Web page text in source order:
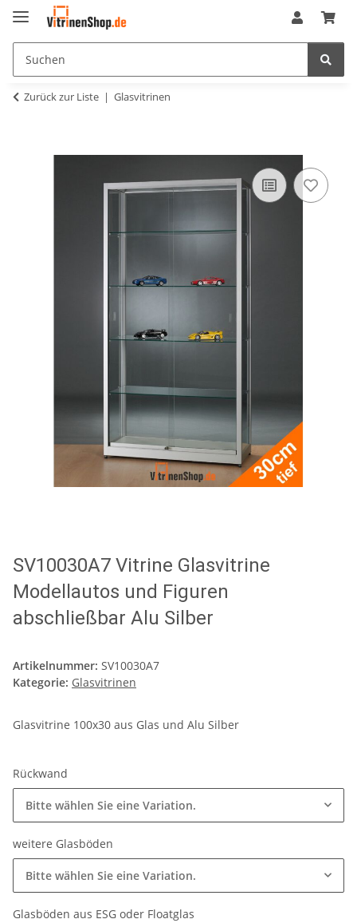
Zurück zur Liste Glasvitrinen
SV10030A7 Vitrine Glasvitrine
Modellautos und Figuren
abschließbar Alu Silber
Artikelnummer: SV10030A7
Kategorie: Glasvitrinen
Glasvitrine 100x30 aus Glas und Alu Silber
Rückwand
Bitte wählen Sie eine Variation.
weitere Glasböden
Bitte wählen Sie eine Variation.
Glasböden aus ESG oder Floatglas